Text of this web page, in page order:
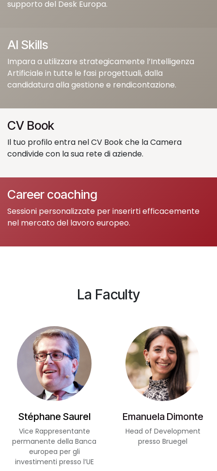
supporto del Desk Europa.
AI Skills
Impara a utilizzare strategicamente l’Intelligenza
Artificiale in tutte le fasi progettuali, dalla
candidatura alla gestione e rendicontazione.
CV Book
Il tuo profilo entra nel CV Book che la Camera
condivide con la sua rete di aziende.
Career coaching
Sessioni personalizzate per inserirti efficacemente
nel mercato del lavoro europeo.
La Faculty
Stéphane Saurel
Vice Rappresentante
permanente della Banca
europea per gli
investimenti presso l’UE
Emanuela Dimonte
Head of Development
presso Bruegel